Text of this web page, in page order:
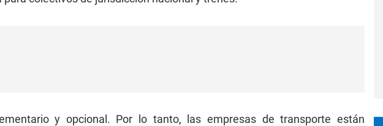
y opcional. Por lo tanto, las empresas de transporte están